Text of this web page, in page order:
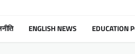
ENGLISH NEWS EDUCATION